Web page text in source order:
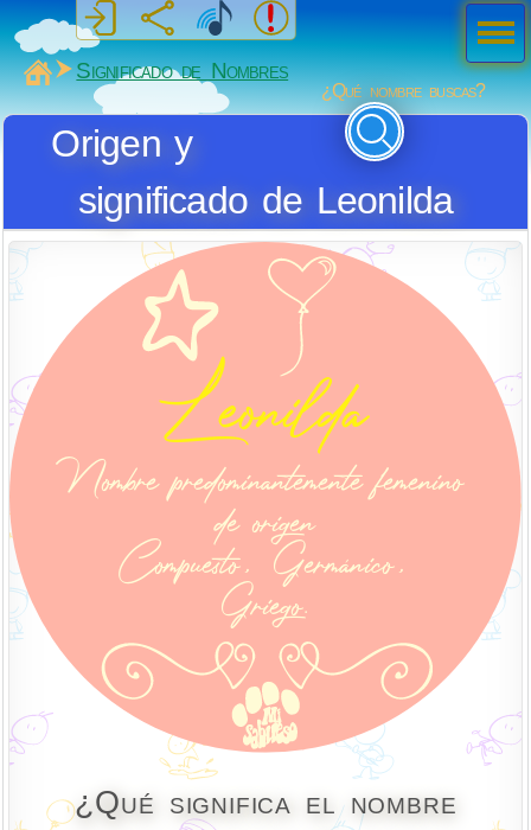
MiSabueso
Significado de Nombres
¿Qué nombre buscas?
Origen y
significado de Leonilda
¿Qué significa el nombre
Men
ú